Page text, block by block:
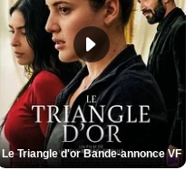
Le Triangle d'or Bande-annonce VF